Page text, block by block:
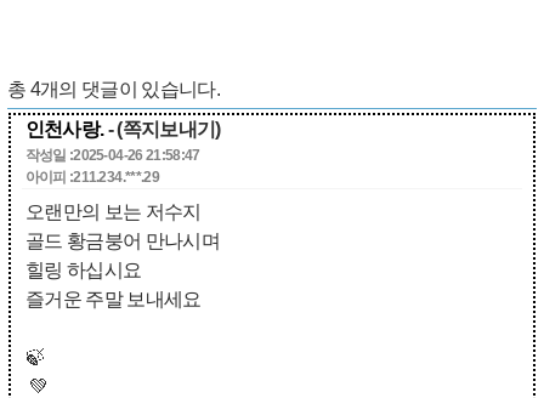
총 4개의 댓글이 있습니다.
인천사랑.- (쪽지보내기)
작성일 :2025-04-26 21:58:47
아이피 :211.234.***.29
오랜만의 보는 저수지
골드 황금붕어 만나시며
힐링 하십시요
즐거운 주말 보내세요
🍃
💚